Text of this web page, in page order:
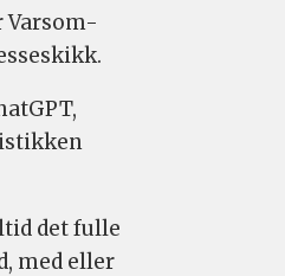
Varsom-
det fulle
med eller